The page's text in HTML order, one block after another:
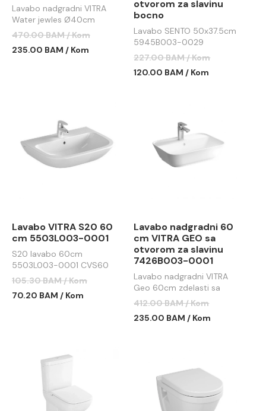
Lavabo nadgradni VITRA
Water jewles Ø40cm
srebrni
470.00 BAM / Kom
235.00 BAM / Kom
otvorom za slavinu
bocno
Lavabo SENTO 50x37.5cm
5945B003-0029
227.00 BAM / Kom
120.00 BAM / Kom
Lavabo VITRA S20 60
cm 5503L003-0001
S20 lavabo 60cm
5503L003-0001 CVS60
105.30 BAM / Kom
70.20 BAM / Kom
Lavabo nadgradni 60
cm VITRA GEO sa
otvorom za slavinu
7426B003-0001
Lavabo nadgradni VITRA
Geo 60cm zdelasti sa
prelivom sa otvorom za
412.00 BAM / Kom
235.00 BAM / Kom